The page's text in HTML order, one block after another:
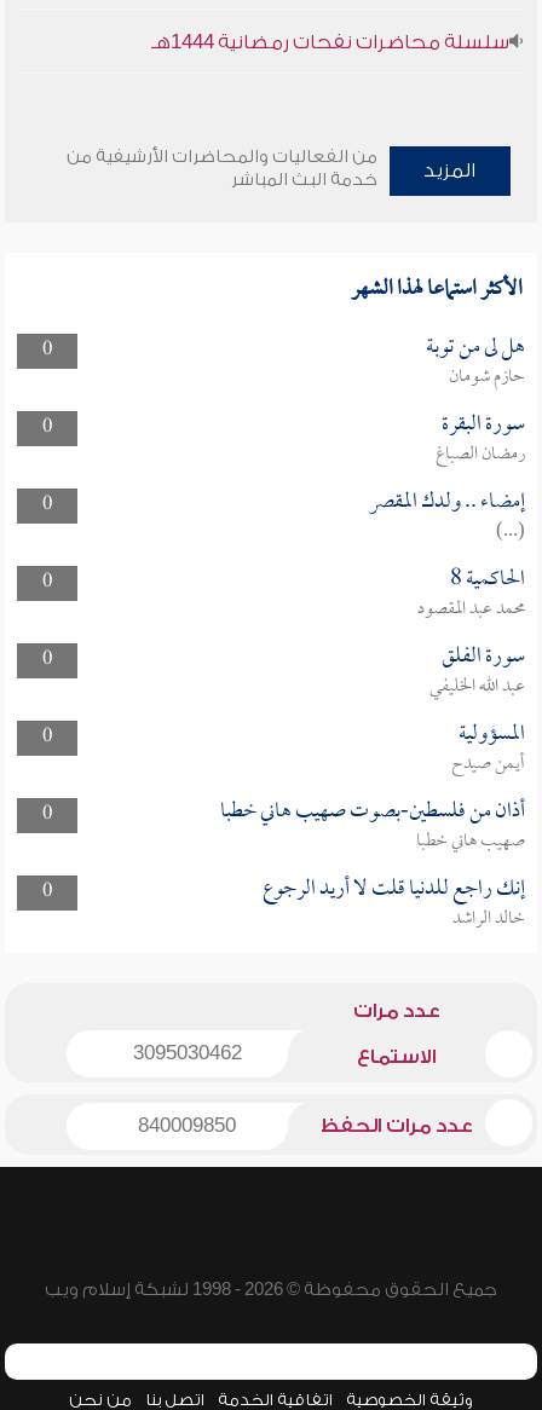
سلسلة محاضرات نفحات رمضانية 1444هـ
المزيد
من الفعاليات والمحاضرات الأرشيفية من
خدمة البث المباشر
الأكثر استماعا لهذا الشهر
0 هل لى من توبة
حازم شومان
0
سورة البقرة
رمضان الصباغ
0
إمضاء .. ولدك المقصر
(...)
0
الحاكمية 8
محمد عبد المقصود
0
سورة الفلق
عبد الله الخليفي
0
المسؤولية
أيمن صيدح
0
أذان من فلسطين-بصوت صهيب هاني خطبا
صهيب هاني خطبا
0
إنك راجع للدنيا قلت لا أريد الرجوع
خالد الراشد
عدد مرات
الاستماع 3095030462
عدد مرات الحفظ 840009850
جميع الحقوق محفوظة © 2026 - 1998 لشبكة إسلام ويب
وثيقة الخصوصية اتفاقية الخدمة اتصل بنا من نحن